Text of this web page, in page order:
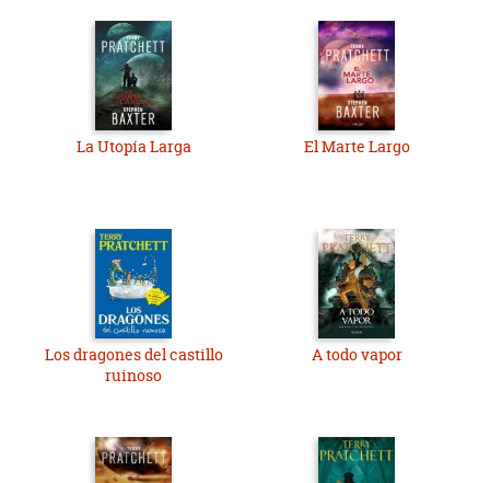
La Utopía Larga El Marte Largo
Los dragones del castillo
ruinoso
A todo vapor